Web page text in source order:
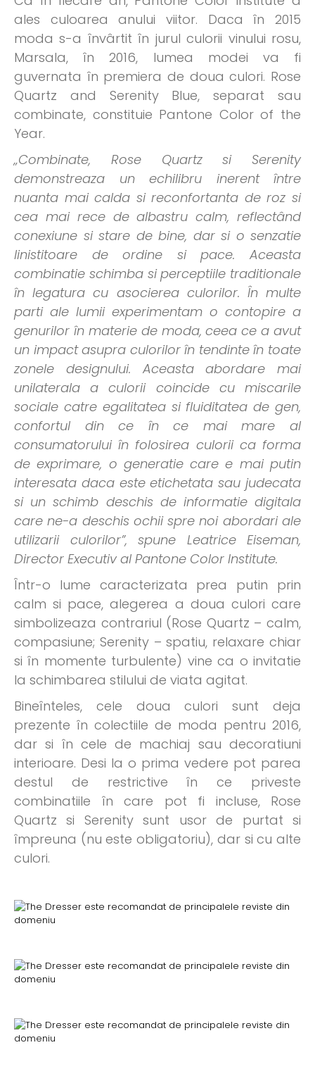
ales culoarea anului viitor. Daca în 2015
moda s-a învârtit în jurul culorii vinului rosu,
Marsala, în 2016, lumea modei va fi
guvernata în premiera de doua culori. Rose
Quartz and Serenity Blue, separat sau
combinate, constituie Pantone Color of the
Year.
„Combinate, Rose Quartz si Serenity
demonstreaza un echilibru inerent între
nuanta mai calda si reconfortanta de roz si
cea mai rece de albastru calm, reflectând
conexiune si stare de bine, dar si o senzatie
linistitoare de ordine si pace. Aceasta
combinatie schimba si perceptiile traditionale
în legatura cu asocierea culorilor. În multe
parti ale lumii experimentam o contopire a
genurilor în materie de moda, ceea ce a avut
un impact asupra culorilor în tendinte în toate
zonele designului. Aceasta abordare mai
unilaterala a culorii coincide cu miscarile
sociale catre egalitatea si fluiditatea de gen,
confortul din ce în ce mai mare al
consumatorului în folosirea culorii ca forma
de exprimare, o generatie care e mai putin
interesata daca este etichetata sau judecata
si un schimb deschis de informatie digitala
care ne-a deschis ochii spre noi abordari ale
utilizarii culorilor”, spune Leatrice Eiseman,
Director Executiv al Pantone Color Institute.
Într-o lume caracterizata prea putin prin
calm si pace, alegerea a doua culori care
simbolizeaza contrariul (Rose Quartz – calm,
compasiune; Serenity – spatiu, relaxare chiar
si în momente turbulente) vine ca o invitatie
la schimbarea stilului de viata agitat.
Bineînteles, cele doua culori sunt deja
prezente în colectiile de moda pentru 2016,
dar si în cele de machiaj sau decoratiuni
interioare. Desi la o prima vedere pot parea
destul de restrictive în ce priveste
combinatiile în care pot fi incluse, Rose
Quartz si Serenity sunt usor de purtat si
împreuna (nu este obligatoriu), dar si cu alte
culori.